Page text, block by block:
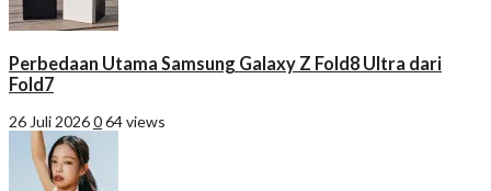
Perbedaan Utama Samsung Galaxy Z Fold8 Ultra dari
Fold7
26 Juli 2026064 views